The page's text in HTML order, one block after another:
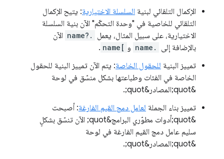
الإكمال التلقائي لبنية السلسلة الاختيارية: يتيح الإكمال
التلقائي للخاصية في "وحدة التحكّم" الآن بنية السلسلة
الاختيارية، على سبيل المثال، يعمل
name?. الآن
بالإضافة إلى
name. و name[
.
تمييز البنية للحقول الخاصة: يتم الآن تمييز البنية للحقول
الخاصة في الفئات وطباعتها بشكل منسّق في لوحة
&quot;المصادر&quot;.
تمييز بناء الجملة لعامل دمج القيم الفارغة: أصبحت
&quot;أدوات مطوّري البرامج&quot; الآن تنسّق بشكلٍ
سليم عامل دمج القيم الفارغة في لوحة
&quot;المصادر&quot;.